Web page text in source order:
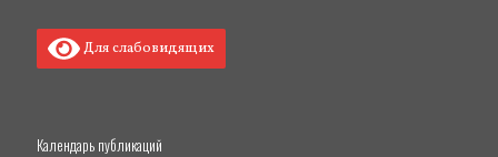
Для слабовидящих
Календарь публикаций